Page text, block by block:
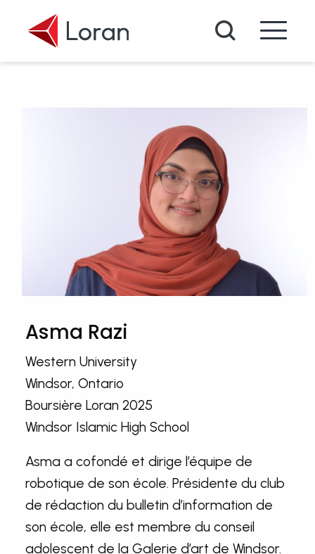
Recherche
Asma Razi
Western University
Windsor, Ontario
Boursière Loran 2025
Windsor Islamic High School
Asma a cofondé et dirige l’équipe de
robotique de son école. Présidente du club
de rédaction du bulletin d’information de
son école, elle est membre du conseil
adolescent de la Galerie d’art de Windsor.